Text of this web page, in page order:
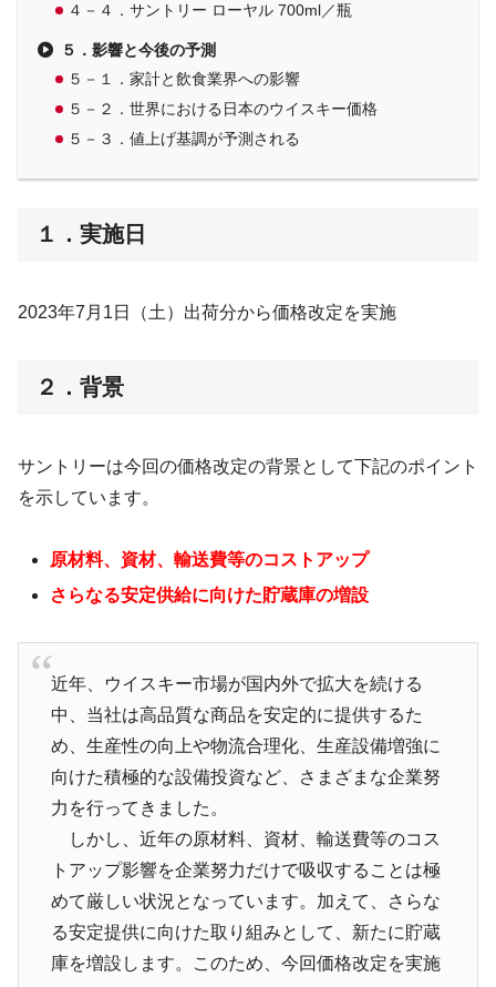
４－４．サントリー ローヤル 700ml／瓶
５．影響と今後の予測
５－１．家計と飲食業界への影響
５－２．世界における日本のウイスキー価格
５－３．値上げ基調が予測される
１．実施日
2023年7月1日（土）出荷分から価格改定を実施
２．背景
サントリーは今回の価格改定の背景として下記のポイント
を示しています。
原材料、資材、輸送費等のコストアップ
さらなる安定供給に向けた貯蔵庫の増設
近年、ウイスキー市場が国内外で拡大を続ける
中、当社は高品質な商品を安定的に提供するた
め、生産性の向上や物流合理化、生産設備増強に
向けた積極的な設備投資など、さまざまな企業努
力を行ってきました。
しかし、近年の原材料、資材、輸送費等のコス
トアップ影響を企業努力だけで吸収することは極
めて厳しい状況となっています。加えて、さらな
る安定提供に向けた取り組みとして、新たに貯蔵
庫を増設します。このため、今回価格改定を実施